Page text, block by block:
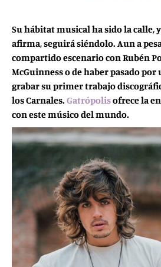
Su hábitat musical ha sido la calle,
afirma, seguirá siéndolo. Aun a
compartido escenario con Rubén
McGuinness o de haber pasado
grabar su primer trabajo
los Carnales. Gatrópolisofrece la
con este músico del mundo.